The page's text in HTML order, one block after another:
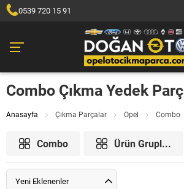
0539 720 15 91
Combo Çıkma Yedek
Anasayfa Çıkma Parçalar Opel Combo
Combo Ürün Grupl...
Yeni Eklenenler